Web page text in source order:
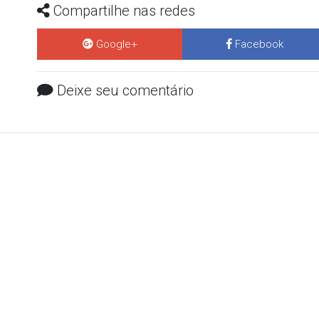
Compartilhe nas redes
Google+ Facebook
Deixe seu comentário